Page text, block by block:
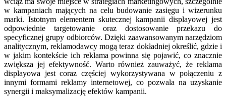
w kampaniach mających na celu budowanie zasięgu i wizerunku
marki. Istotnym elementem skutecznej kampanii displayowej jest
odpowiednie targetowanie oraz dostosowanie przekazu do
specyficznej grupy odbiorców. Dzięki zaawansowanym narzędziom
analitycznym, reklamodawcy mogą teraz dokładniej określić, gdzie i
w jakim kontekście ich reklama powinna się pojawić, co znacznie
zwiększa jej efektywność. Warto również zauważyć, że reklama
displayowa jest coraz częściej wykorzystywana w połączeniu z
innymi formami reklamy internetowej, co pozwala na uzyskanie
synergii i maksymalizację efektów kampanii.